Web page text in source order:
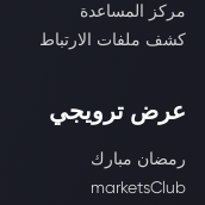
مركز المساعدة
كشف ملفات الارتباط
عرض ترويجي
رمضان مبارك
marketsClub